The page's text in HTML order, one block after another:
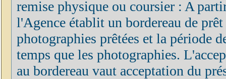
remise physique ou coursier : A
l'Agence établit un bordereau de
photographies prêtées et la période
temps que les photographies.
au bordereau vaut acceptation du